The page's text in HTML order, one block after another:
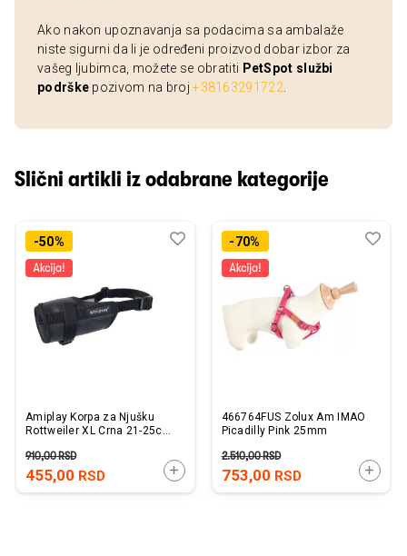
Ako nakon upoznavanja sa podacima sa ambalaže
niste sigurni da li je određeni proizvod dobar izbor za
vašeg ljubimca, možete se obratiti PetSpot službi
podrške pozivom na broj+38163291722
Slični artikli iz odabrane kategorije
-50%
Amiplay Korpa za Njušku
Rottweiler XL Crna 21-25cm
455,00 RSD
910,00RSD
DODAJTE U KORPU
Dodaj
Uporedi-70%
466764FUS Zolux Am IMAO
Picadilly Pink 25mm
753,00 RSD
2.510,00RSD